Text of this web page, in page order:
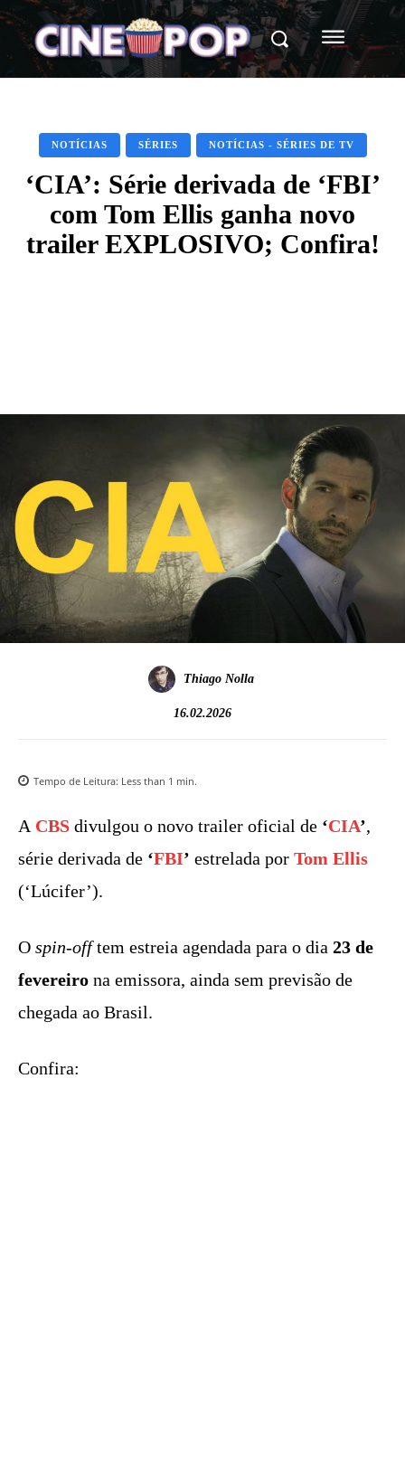
NOTÍCIAS SÉRIES NOTÍCIAS - SÉRIES DE TV
‘CIA’: Série derivada de ‘FBI’
com Tom Ellis ganha novo
trailer EXPLOSIVO; Confira!
Thiago Nolla
16.02.2026
Tempo de Leitura: Less than 1 min.
A CBS divulgou o novo trailer oficial de ‘CIA’,
série derivada de ‘FBI’ estrelada por Tom Ellis
(‘Lúcifer’).
O spin-offtem estreia agendada para o dia 23 de
fevereiro na emissora, ainda sem previsão de
chegada ao Brasil.
Confira: